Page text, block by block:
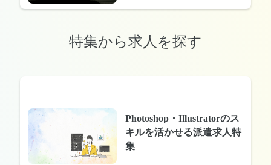
特集から求人を探す
Photoshop・Illustratorのス
キルを活かせる派遣求人特
集